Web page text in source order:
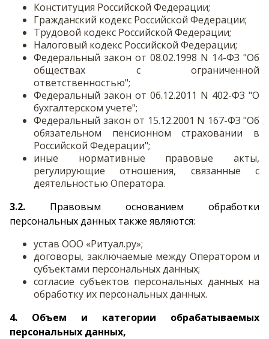
Конституция Российской Федерации;
Гражданский кодекс Российской Федерации;
Трудовой кодекс Российской Федерации;
Налоговый кодекс Российской Федерации;
Федеральный закон от 08.02.1998 N 14-ФЗ "Об
обществах с ограниченной
ответственностью";
Федеральный закон от 06.12.2011 N 402-ФЗ "О
бухгалтерском учете";
Федеральный закон от 15.12.2001 N 167-ФЗ "Об
обязательном пенсионном страховании в
Российской Федерации";
иные нормативные правовые акты,
регулирующие отношения, связанные с
деятельностью Оператора.
3.2. Правовым основанием обработки
персональных данных также являются:
устав ООО «Ритуал.ру»;
договоры, заключаемые между Оператором и
субъектами персональных данных;
согласие субъектов персональных данных на
обработку их персональных данных.
4. Объем и категории обрабатываемых
персональных данных,